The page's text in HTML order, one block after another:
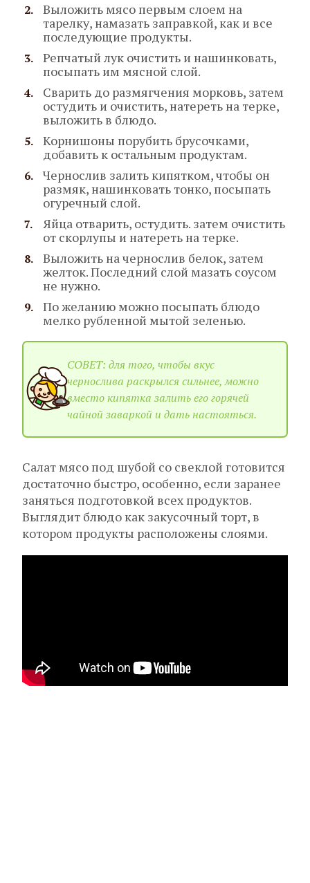
Выложить мясо первым слоем на
тарелку, намазать заправкой, как и все
последующие продукты.
Репчатый лук очистить и нашинковать,
посыпать им мясной слой.
Сварить до размягчения морковь, затем
остудить и очистить, натереть на терке,
выложить в блюдо.
Корнишоны порубить брусочками,
добавить к остальным продуктам.
Чернослив залить кипятком, чтобы он
размяк, нашинковать тонко, посыпать
огуречный слой.
Яйца отварить, остудить. затем очистить
от скорлупы и натереть на терке.
Выложить на чернослив белок, затем
желток. Последний слой мазать соусом
не нужно.
По желанию можно посыпать блюдо
мелко рубленной мытой зеленью.
СОВЕТ: для того, чтобы вкус
чернослива раскрылся сильнее, можно
вместо кипятка залить его горячей
чайной заваркой и дать настояться.
Салат мясо под шубой со свеклой готовится
достаточно быстро, особенно, если заранее
заняться подготовкой всех продуктов.
Выглядит блюдо как закусочный торт, в
котором продукты расположены слоями.